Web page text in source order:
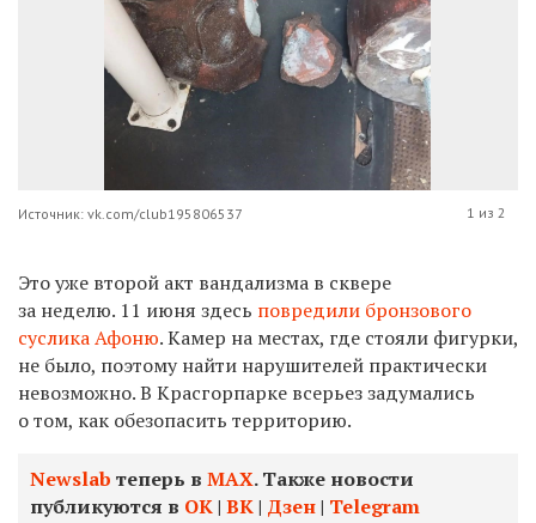
Источник: vk.com/club195806537 1 из 2
Это уже второй акт вандализма в сквере
за неделю. 11 июня здесь повредили бронзового
суслика Афоню. Камер на местах, где стояли фигурки,
не было, поэтому найти нарушителей практически
невозможно. В Красгорпарке всерьез задумались
о том, как обезопасить территорию.
Newslab теперь в МАХ. Также новости
публикуются в ОК| ВК| Дзен| Telegram